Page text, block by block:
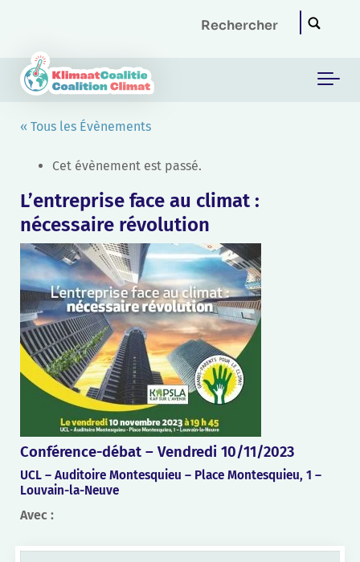
« Tous les Évènements
Cet évènement est passé.
L’entreprise face au climat :
nécessaire révolution
Conférence-débat – Vendredi 10/11/2023
UCL – Auditoire Montesquieu – Place Montesquieu, 1 –
Louvain-la-Neuve
Avec :